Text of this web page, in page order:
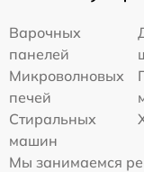
Варочных
панелей
Микроволновых
печей
Стиральных
машин
Мы занимаемся